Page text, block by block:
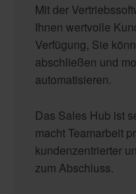
Mit der
Ihnen wertvolle
Verfügung, Sie
abschließen und
automatisieren.
Das Sales Hub ist
macht Teamarbeit
kundenzentrierter
zum Abschluss.